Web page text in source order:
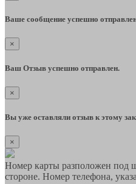
Ваше сообщение успешно
×
Ваш Отзыв успешно отправлен.
×
Вы уже оставляли отзыв к этому
×
Номер карты разположен под
стороне. Номер телефона,